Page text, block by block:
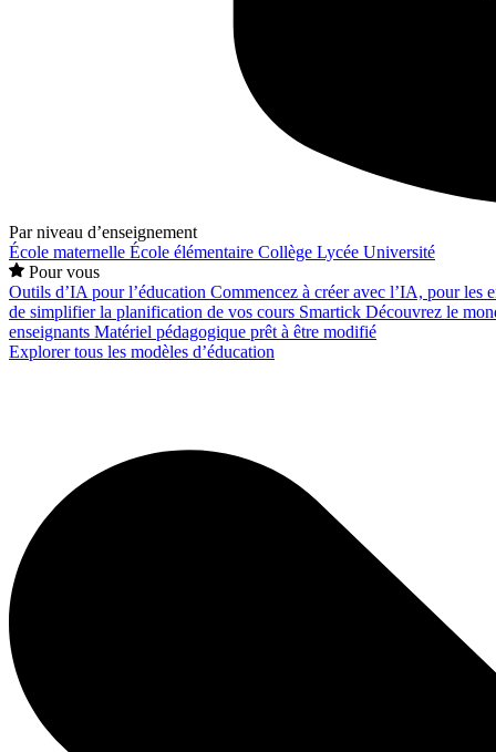
Par niveau d’enseignement
École maternelle École élémentaire Collège Lycée Université
Pour vous
Outils d’IA pour l’éducation Commencez à créer avec l’IA, pour les
de simplifier la planification de vos cours Smartick Découvrez le
enseignants Matériel pédagogique prêt à être modifié
Explorer tous les modèles d’éducation